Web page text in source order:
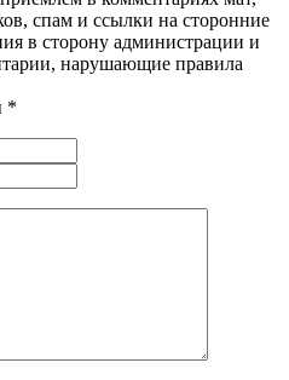
спам и ссылки на сторонние
в сторону администрации и
нарушающие правила
*